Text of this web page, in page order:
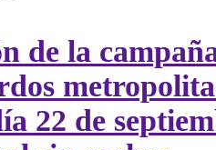
de la
22 de